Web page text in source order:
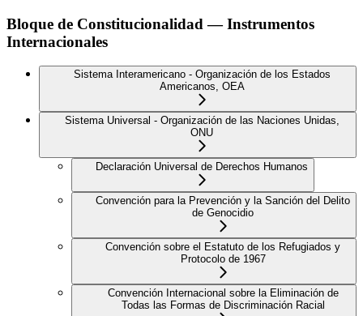
Bloque de Constitucionalidad — Instrumentos
Internacionales
Sistema Interamericano - Organización de los Estados
Americanos, OEA
Sistema Universal - Organización de las Naciones Unidas,
ONU
Declaración Universal de Derechos Humanos
Convención para la Prevención y la Sanción del Delito
de Genocidio
Convención sobre el Estatuto de los Refugiados y
Protocolo de 1967
Convención Internacional sobre la Eliminación de
Todas las Formas de Discriminación Racial